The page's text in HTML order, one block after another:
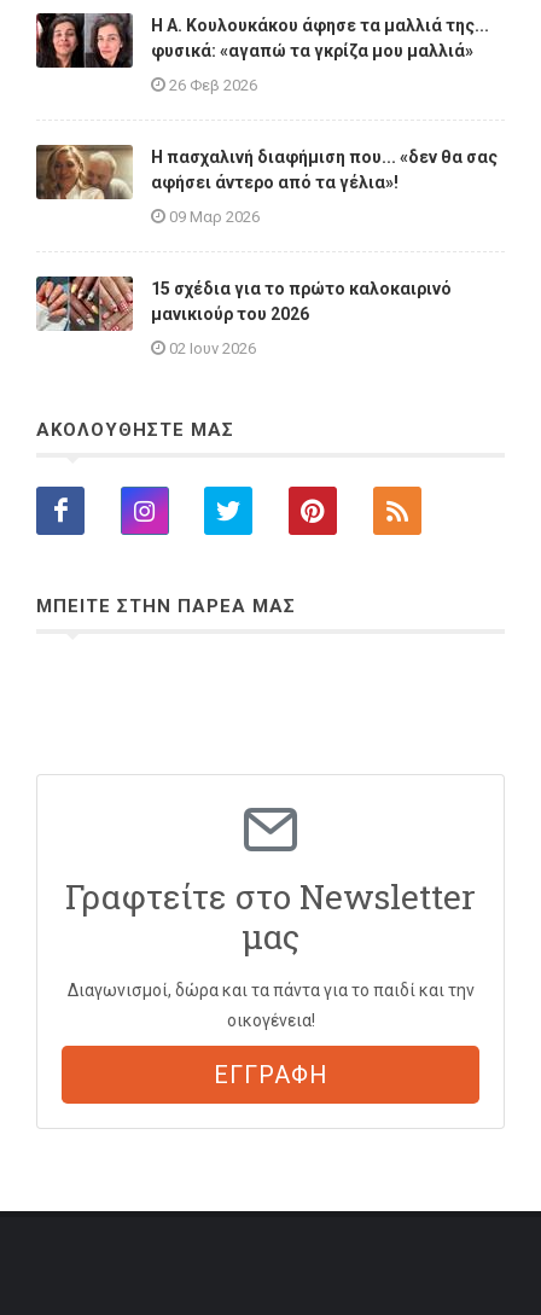
Η A. Κουλουκάκου άφησε τα μαλλιά της...
φυσικά: «αγαπώ τα γκρίζα μου μαλλιά»
26 Φεβ 2026
Η πασχαλινή διαφήμιση που... «δεν θα σας
αφήσει άντερο από τα γέλια»!
09 Μαρ 2026
15 σχέδια για το πρώτο καλοκαιρινό
μανικιούρ του 2026
02 Ιουν 2026
ΑΚΟΛΟΥΘΗΣΤΕ ΜΑΣ
ΜΠΕΙΤΕ ΣΤΗΝ ΠΑΡΕΑ ΜΑΣ
Γραφτείτε στο Newsletter
μας
Διαγωνισμοί, δώρα και τα πάντα για το παιδί και την
οικογένεια!
ΕΓΓΡΑΦΗ